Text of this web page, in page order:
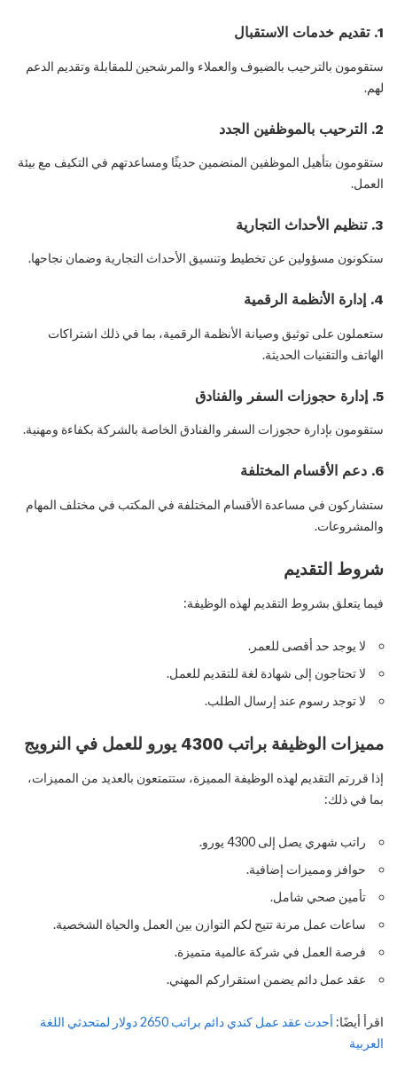
1. تقديم خدمات الاستقبال
ستقومون بالترحيب بالضيوف والعملاء والمرشحين للمقابلة وتقديم الدعم
لهم.
2. الترحيب بالموظفين الجدد
ستقومون بتأهيل الموظفين المنضمين حديثًا ومساعدتهم في التكيف مع بيئة
العمل.
3. تنظيم الأحداث التجارية
ستكونون مسؤولين عن تخطيط وتنسيق الأحداث التجارية وضمان نجاحها.
4. إدارة الأنظمة الرقمية
ستعملون على توثيق وصيانة الأنظمة الرقمية، بما في ذلك اشتراكات
الهاتف والتقنيات الحديثة.
5. إدارة حجوزات السفر والفنادق
ستقومون بإدارة حجوزات السفر والفنادق الخاصة بالشركة بكفاءة ومهنية.
6. دعم الأقسام المختلفة
ستشاركون في مساعدة الأقسام المختلفة في المكتب في مختلف المهام
والمشروعات.
شروط التقديم
فيما يتعلق بشروط التقديم لهذه الوظيفة:
لا يوجد حد أقصى للعمر.
لا تحتاجون إلى شهادة لغة للتقديم للعمل.
لا توجد رسوم عند إرسال الطلب.
مميزات الوظيفة براتب 4300 يورو للعمل في النرويج
إذا قررتم التقديم لهذه الوظيفة المميزة، ستتمتعون بالعديد من المميزات،
بما في ذلك:
راتب شهري يصل إلى 4300 يورو.
حوافز ومميزات إضافية.
تأمين صحي شامل.
ساعات عمل مرنة تتيح لكم التوازن بين العمل والحياة الشخصية.
فرصة العمل في شركة عالمية متميزة.
عقد عمل دائم يضمن استقراركم المهني.
اقرأ أيضًا:
أحدث عقد عمل كندي دائم براتب 2650 دولار لمتحدثي اللغة
العربية